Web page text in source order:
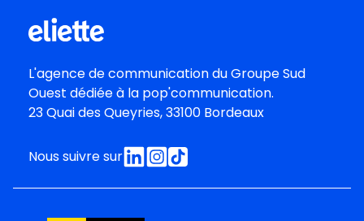
L'agence de communication duGroupe Sud
Ouest dédiée à la pop'communication.
23 Quai des Queyries, 33100 Bordeaux
Nous suivre sur